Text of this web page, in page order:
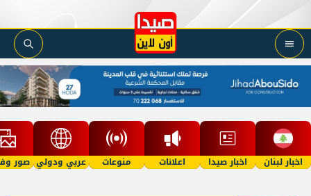
اخبار لبنان اخبار صيدا اعلانات منوعات عربي ودولي صور